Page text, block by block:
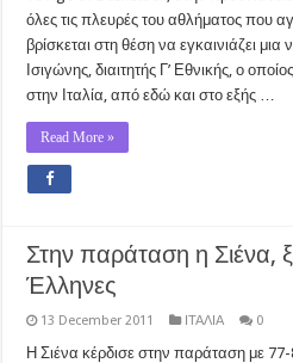
όλες τις πλευρές του αθλήματος που
βρίσκεται στη θέση να εγκαινιάζει
Ισιγώνης, διαιτητής Γ’ Εθνικής, ο
στην Ιταλία, από εδώ και στο εξής …
Read More »
Στην παράταση η Σιένα,
Έλληνες
13 December 2011 ΙΤΑΛΙΑ 0
Η Σιένα κέρδισε στην παράταση με